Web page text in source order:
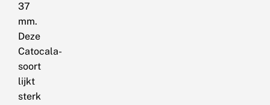
37
mm.
Deze
Catocala-
soort
lijkt
sterk